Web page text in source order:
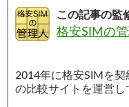
この記事の監
格安SIMの
2014年に格安SIMを
の比較サイトを運営し